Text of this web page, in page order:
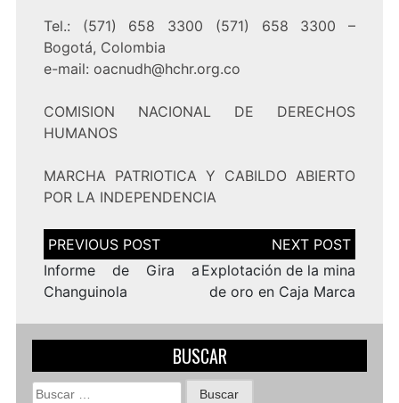
Tel.: (571) 658 3300 (571) 658 3300 –
Bogotá, Colombia
e-mail: oacnudh@hchr.org.co
COMISION NACIONAL DE DERECHOS
HUMANOS
MARCHA PATRIOTICA Y CABILDO ABIERTO
POR LA INDEPENDENCIA
Navegación
de
entradas
Informe de Gira a
Changuinola
Explotación de la mina
de oro en Caja Marca
BUSCAR
Buscar: